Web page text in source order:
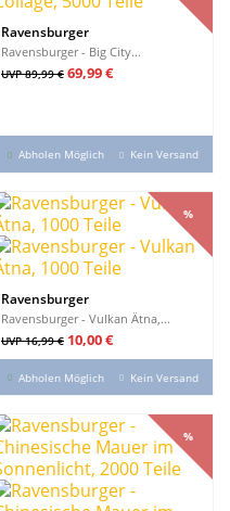
Ravensburger
Ravensburger - Big City...
Verkaufspreis
UVP 89,99 € Preis
69,99 €
Abholen Möglich Kein Versand
Ravensburger
Ravensburger - Vulkan Ätna,...
Verkaufspreis
UVP 16,99 €
%
Preis
10,00 €
%
Abholen Möglich Kein Versand
%
%